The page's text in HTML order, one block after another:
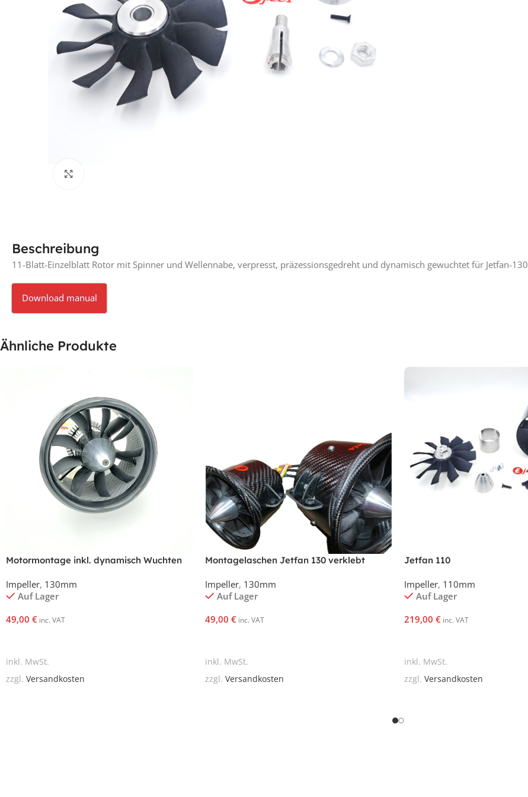
Beschreibung
11-Blatt-Einzelblatt Rotor mit Spinner und Wellennabe, verpresst, präzessionsgedreht und dynamisch gewuchtet für Jetfan-130
Download manual
Ähnliche Produkte
Motormontage inkl. dynamisch Wuchten
Impeller, 130mm
Auf Lager
49,00 € inc. VAT
inkl. MwSt.
zzgl. Versandkosten
Montagelaschen Jetfan 130 verklebt
Impeller, 130mm
Auf Lager
49,00 € inc. VAT
inkl. MwSt.
zzgl. Versandkosten
Jetfan 110
Impeller, 110mm
Auf Lager
219,00 € inc. VAT
inkl. MwSt.
zzgl. Versandkosten